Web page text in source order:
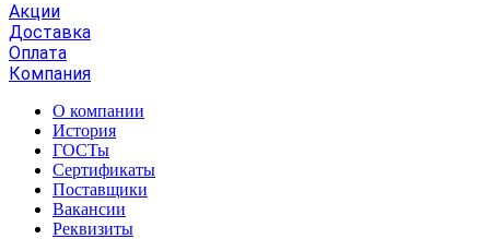
Акции
Доставка
Оплата
Компания
О компании
История
ГОСТы
Сертификаты
Поставщики
Вакансии
Реквизиты